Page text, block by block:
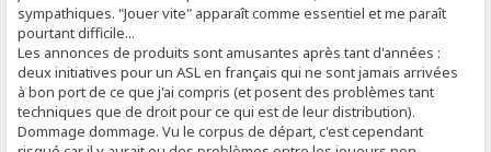
sympathiques. "Jouer vite" apparaît comme essentiel et me paraît
pourtant difficile...
Les annonces de produits sont amusantes après tant d'années :
deux initiatives pour un ASL en français qui ne sont jamais arrivées
à bon port de ce que j'ai compris (et posent des problèmes tant
techniques que de droit pour ce qui est de leur distribution).
Dommage dommage. Vu le corpus de départ, c'est cependant